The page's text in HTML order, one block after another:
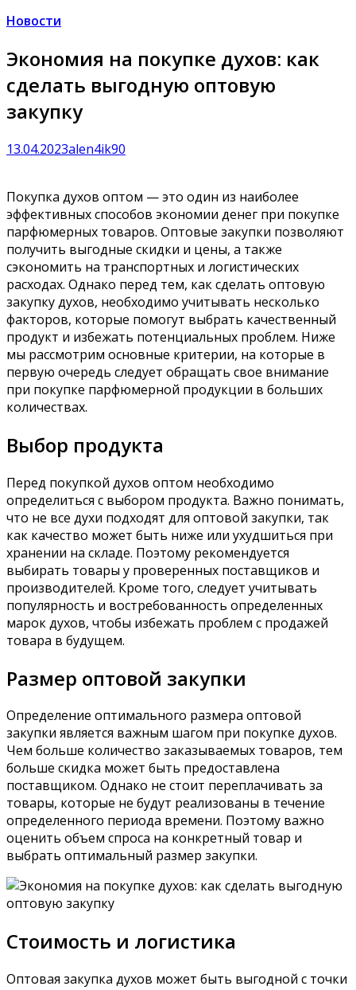
Новости
Экономия на покупке духов: как
сделать выгодную оптовую
закупку
13.04.2023alen4ik90
Покупка духов оптом — это один из наиболее
эффективных способов экономии денег при покупке
парфюмерных товаров. Оптовые закупки позволяют
получить выгодные скидки и цены, а также
сэкономить на транспортных и логистических
расходах. Однако перед тем, как сделать оптовую
закупку духов, необходимо учитывать несколько
факторов, которые помогут выбрать качественный
продукт и избежать потенциальных проблем. Ниже
мы рассмотрим основные критерии, на которые в
первую очередь следует обращать свое внимание
при покупке парфюмерной продукции в больших
количествах.
Выбор продукта
Перед покупкой духов оптом необходимо
определиться с выбором продукта. Важно понимать,
что не все духи подходят для оптовой закупки, так
как качество может быть ниже или ухудшиться при
хранении на складе. Поэтому рекомендуется
выбирать товары у проверенных поставщиков и
производителей. Кроме того, следует учитывать
популярность и востребованность определенных
марок духов, чтобы избежать проблем с продажей
товара в будущем.
Размер оптовой закупки
Определение оптимального размера оптовой
закупки является важным шагом при покупке духов.
Чем больше количество заказываемых товаров, тем
больше скидка может быть предоставлена
поставщиком. Однако не стоит переплачивать за
товары, которые не будут реализованы в течение
определенного периода времени. Поэтому важно
оценить объем спроса на конкретный товар и
выбрать оптимальный размер закупки.
Стоимость и логистика
Оптовая закупка духов может быть выгодной с точки